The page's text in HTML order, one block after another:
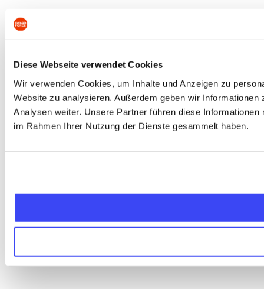
Diese Webseite verwendet Cookies
Wir verwenden Cookies, um Inhalte und Anzeigen zu
Website zu analysieren. Außerdem geben wir
Analysen weiter. Unsere Partner führen diese
im Rahmen Ihrer Nutzung der Dienste gesammelt haben.